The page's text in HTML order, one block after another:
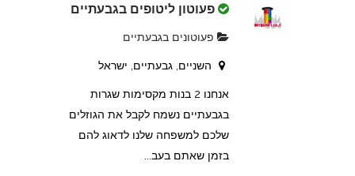
פעוטון ליטופים בגבעתיים
פעוטונים בגבעתיים
השניים, גבעתיים, ישראל
אנחנו 2 בנות מקסימות שגרות
בגבעתיים נשמח לקבל את הגוזלים
שלכם למשפחה שלנו לדאוג להם
בזמן שאתם בעב...